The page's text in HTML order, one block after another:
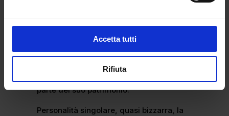
Accetta tutti
Rifiuta
se non fosse stato solo. Detestava la vita
di tipo coniugale e aveva un solo vero
amore, la sua gattinaChoupette, che lui
adorava e della quale andava molto
parte del suo patrimonio.
Personalità singolare, quasi bizzarra, la